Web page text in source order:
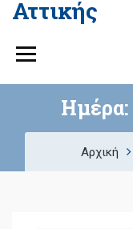
Αττικής
Ημέρα:
Αρχική